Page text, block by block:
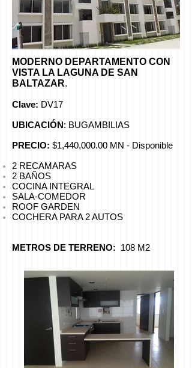
MODERNO DEPARTAMENTO CON
VISTA LA LAGUNA DE SAN
BALTAZAR.
Clave: DV17
UBICACIÓN: BUGAMBILIAS
PRECIO: $1,440,000.00 MN - Disponible
2 RECAMARAS
2 BAÑOS
COCINA INTEGRAL
SALA-COMEDOR
ROOF GARDEN
COCHERA PARA 2 AUTOS
METROS DE TERRENO: 108 M2